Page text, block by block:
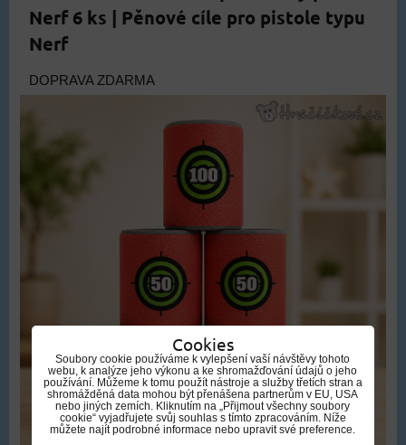
Nerf 6 ks | Pěnové cíle pro pistole typu
Nerf
DOPRAVA ZDARMA
Cookies
Soubory cookie používáme k vylepšení vaší návštěvy tohoto
webu, k analýze jeho výkonu a ke shromažďování údajů o jeho
používání. Můžeme k tomu použít nástroje a služby třetích stran a
shromážděná data mohou být přenášena partnerům v EU, USA
nebo jiných zemích. Kliknutím na „Přijmout všechny soubory
cookie“ vyjadřujete svůj souhlas s tímto zpracováním. Níže
můžete najít podrobné informace nebo upravit své preference.